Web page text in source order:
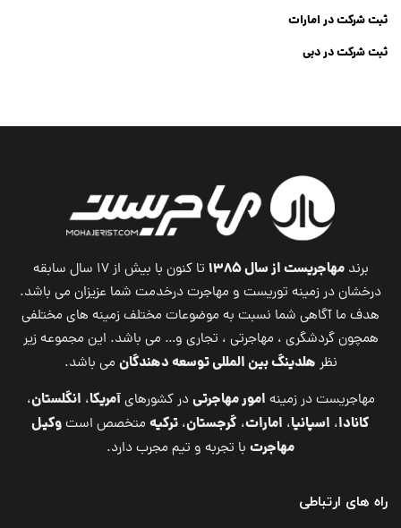
ثبت شرکت در امارات
ثبت شرکت در دبی
برندمهاجریست از سال ۱۳۸۵
تا کنون با بیش از ۱۷ سال سابقه
درخشان در زمینه توریست و مهاجرت درخدمت شما عزیزان می باشد.
هدف ما آگاهی شما نسبت به موضوعات مختلف زمینه های مختلفی
همچون گردشگری ، مهاجرتی ، تجاری و… می باشد. این مجموعه زیر
نظر هلدینگ بین المللی توسعه دهندگان می باشد.
مهاجریست در زمینه امور مهاجرتیدر کشورهایآمریکا، انگلستان،
کانادا، اسپانیا، امارات، گرجستان، ترکیه متخصص استوکیل
مهاجرت با تجربه و تیم مجرب دارد.
راه های ارتباطی